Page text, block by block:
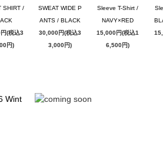
SHIRT /
(税込3
円)
SWEAT WIDE P
ANTS / BLACK
30,000円(税込3
3,000円)
Sleeve T-Shirt /
NAVY×RED
15,000円(税込1
6,500円)
Wint